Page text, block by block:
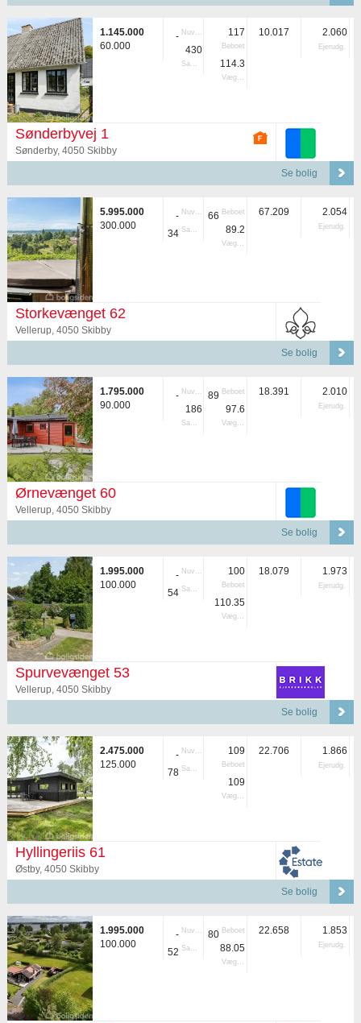
1.145.000
60.000
- Nuvær.
430
Samlet
117
Beboet
114.3
Vægtet
10.017 2.060
Ejerudg.
Sønderbyvej 1
Sønderby, 4050 Skibby
Se bolig
5.995.000
300.000
- Nuvær.
34 Samlet
66 Beboet
89.2
Vægtet
67.209 2.054
Ejerudg.
Storkevænget 62
Vellerup, 4050 Skibby
Se bolig
1.795.000
90.000
- Nuvær.
186
Samlet
89 Beboet
97.6
Vægtet
18.391 2.010
Ejerudg.
Ørnevænget 60
Vellerup, 4050 Skibby
Se bolig
1.995.000
100.000
- Nuvær.
54 Samlet
100
Beboet
110.35
Vægtet
18.079 1.973
Ejerudg.
Spurvevænget 53
Vellerup, 4050 Skibby
Se bolig
2.475.000
125.000
- Nuvær.
78 Samlet
109
Beboet
109
Vægtet
22.706 1.866
Ejerudg.
Hyllingeriis 61
Østby, 4050 Skibby
Se bolig
1.995.000
100.000
- Nuvær.
52 Samlet
80 Beboet
88.05
Vægtet
22.658 1.853
Ejerudg.